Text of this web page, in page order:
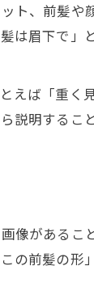
ト、前髪や
は眉下で」
えば「重く
説明するこ
像があるこ
の前髪の形